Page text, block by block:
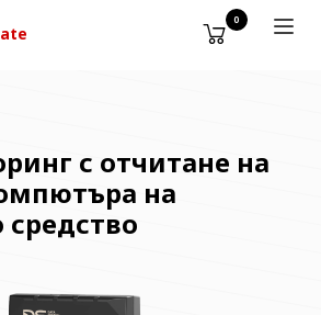
0
с отчитане на
на
средство